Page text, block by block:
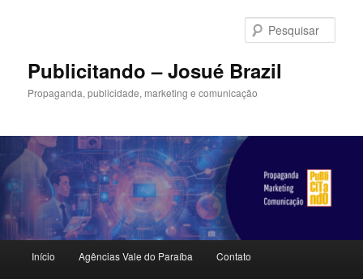
principalPublicitando – Josué Brazil
Propaganda, publicidade, marketing e comunicação
principal
Início Agências Vale do Paraíba Contato